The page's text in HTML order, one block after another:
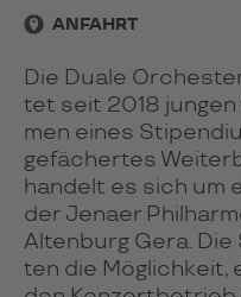
ANFAHRT
Die Duale
tet seit 2018
men eines
gefä­cher­tes
han­delt es sich um
der Jenaer
Alten­burg Gera.
ten die Mög­lich­keit,